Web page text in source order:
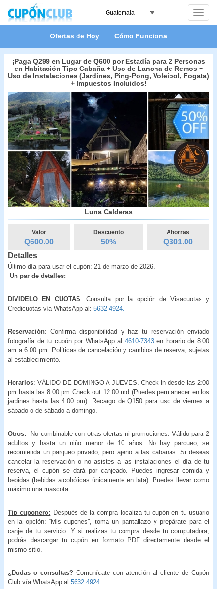
Toggle
Ofertas de Hoy Cómo Funciona
¡Paga Q299 en Lugar de Q600 por Estadía para 2 Personas
en Habitación Tipo Cabaña + Uso de Lancha de Remos +
Uso de Instalaciones (Jardines, Ping-Pong, Voleibol, Fogata)
+ Impuestos Incluidos!
Luna Calderas
Valor
Q600.00
Descuento
50%
Ahorras
Q301.00
Detalles
Último día para usar el cupón: 21 de marzo de 2026.
Un par de detalles:
DIVIDELO EN CUOTAS: Consulta por la opción de Visacuotas y
Credicuotas vía WhatsApp al: 5632-4924.
Reservación: Confirma disponibilidad y haz tu reservación enviado
fotografía de tu cupón por WhatsApp al 4610-7343en horario de 8:00
am a 6:00 pm. Políticas de cancelación y cambios de reserva, sujetas
al establecimiento.
Horarios: VÁLIDO DE DOMINGO A JUEVES. Check in desde las 2:00
pm hasta las 8:00 pm Check out 12:00 md (Puedes permanecer en los
jardines hasta las 4:00 pm). Recargo de Q150 para uso de viernes a
sábado o de sábado a domingo.
Otros:
No combinable con otras ofertas ni promociones. Válido para 2
adultos y hasta un niño menor de 10 años. No hay parqueo, se
recomienda un parqueo privado, pero ajeno a las cabañas. Si deseas
cancelar la reservación o no asistes a las instalaciones el día de tu
reserva, el cupón se dará por canjeado. Puedes ingresar comida y
bebidas (bebidas alcohólicas únicamente en lata). Puedes llevar como
máximo una mascota.
Tip cuponero: Después de la compra localiza tu cupón en tu usuario
en la opción: “Mis cupones”, toma un pantallazo y prepárate para el
canje de tu servicio. Y si realizas tu compra desde tu computadora,
podrás descargar tu cupón en formato PDF directamente desde el
mismo sitio.
¿Dudas o consultas? Comunícate con atención al cliente de Cupón
Club vía WhatsApp al 5632 4924.